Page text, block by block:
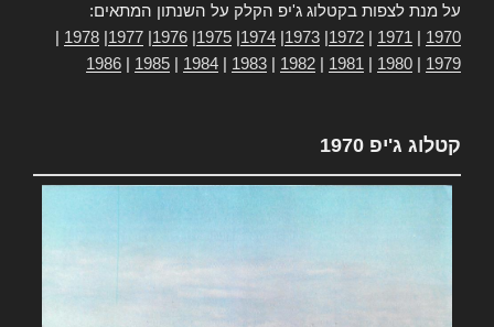
על מנת לצפות בקטלוג ג'יפ הקלק על השנתון המתאים:
1970
1971
1972
1973
1974
1975
1976
1977
1978
1979
1980
1981
1982
1983
1984
1985
1986
קטלוג ג'יפ 1970